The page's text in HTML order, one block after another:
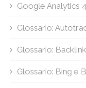
Google Analytics 4
Glossario:
Glossario:
Glossario: Bing e